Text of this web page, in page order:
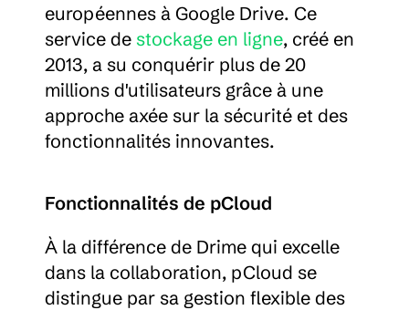
européennes à Google Drive. Ce
service de stockage en ligne, créé en
2013, a su conquérir plus de 20
millions d'utilisateurs grâce à une
approche axée sur la sécurité et des
fonctionnalités innovantes.
Fonctionnalités de pCloud
À la différence de Drime qui excelle
dans la collaboration, pCloud se
distingue par sa gestion flexible des